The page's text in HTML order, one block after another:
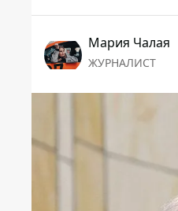
Мария Чалая
ЖУРНАЛИСТ